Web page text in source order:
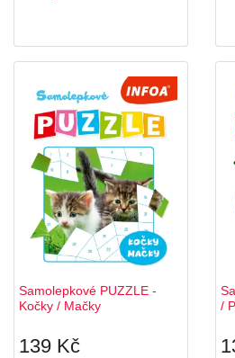
Samolepkové PUZZLE -
Kočky / Mačky
139 Kč
/